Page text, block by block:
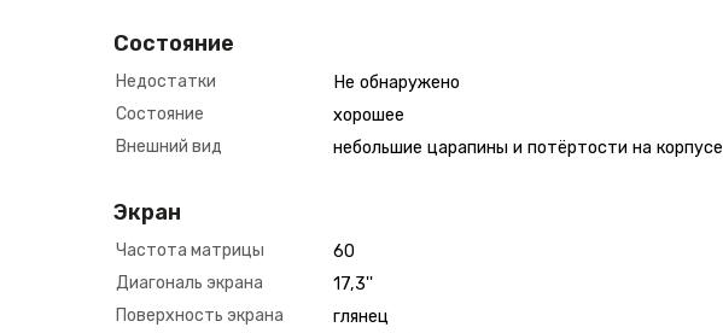
Состояние
Недостатки
Не обнаружено
Состояние
хорошее
Внешний вид
небольшие царапины и потёртости на корпусе
Экран
Частота матрицы
60
Диагональ экрана
17,3''
Поверхность экрана
глянец